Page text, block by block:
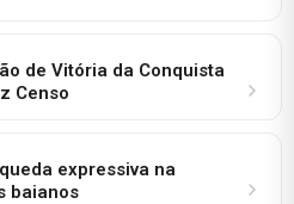
de Vitória da Conquista
Censo
expressiva na
baianos